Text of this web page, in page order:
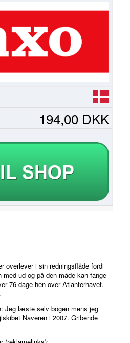
PRIS
LÆS
194,00 DKK
overlever i sin redningsflåde fordi
med ud og på den måde kan fange
76 dage hen over Atlanterhavet.
Jeg læste selv bogen mens jeg
Naveren i 2007. Gribende